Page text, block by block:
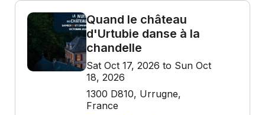
Quand le château
d'Urtubie danse à la
chandelle
Sat Oct 17, 2026 to Sun Oct
18, 2026
1300 D810, Urrugne,
France